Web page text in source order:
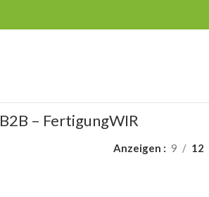
B2B – FertigungWIR
Anzeigen 9 12